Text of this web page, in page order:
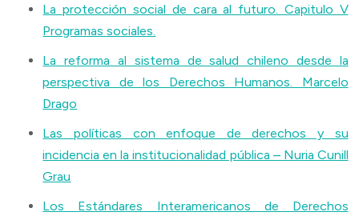
La protección social de cara al futuro. Capitulo V
Programas sociales.
La reforma al sistema de salud chileno desde la
perspectiva de los Derechos Humanos. Marcelo
Drago
Las políticas con enfoque de derechos y su
incidencia en la institucionalidad pública – Nuria Cunill
Grau
Los Estándares Interamericanos de Derechos